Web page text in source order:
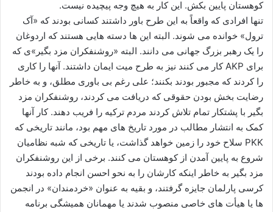
کوهستان پایین بکش. این کار به هیچ وجه پیچیده نیست.
تنها افرادی که واقعاً به این طرح باور داشتند کسانی بودند که «آک
ترول» خوانده می شوند. البته این ها دسته هایی هستند که اردوغان
را یک رهبر بزرگ جهانی می دانند. البته «روشنفکران مزد بگیر»ی که
برای AKP کار می کنند نیز به طرح میت ایمان داشتند. آنها را کاری
را کردند که مجبور بودند بکنند؛ علی رغم بی باوری مطلق، و به خاطر
رضایت بخش بودن حقوقی که دریافت می کردند، روشنفکران مزد
بگیر با پشتکار تمام تلاش کردند مردم ترکیه را فریب دهند. کار آنها
کمک به انتشار مطالب در مورد تاریخ های مهم بود، مانند تاریخی که
PKK سلاح خود را زمین خواهد گذاشت، یا تاریخی که شبه نظامیان
شروع به پایین آمدن از کوهستان می کنند. برخی از این روشنفکران
مزد بگیر به خاطر اینکه کارشان را به نحو احسن انجام داده بودند
کرسی پارلمان جایزه گرفتند، و بقیه به عنوان «خردمندان» در انجمن
ها یا هیأت های خاصی منصوب شدند یا مهمانان همیشگی برنامه